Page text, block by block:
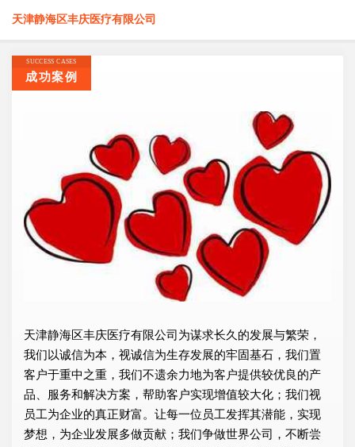
天津静海区丰庆医疗有限公司
SUCCESS CASES
成功案例
天津静海区丰庆医疗有限公司为谋求长久的发展与繁荣，
我们以诚信为本，视诚信为生存发展的牢固基石，我们置
客户于重中之重，我们不遗余力地为客户提供较优良的产
品、服务和解决方案，帮助客户实现增值较大化；我们视
员工为企业的真正财富。让每一位员工发挥其潜能，实现
梦想，为企业发展多做贡献；我们争做世界公司，不断尝